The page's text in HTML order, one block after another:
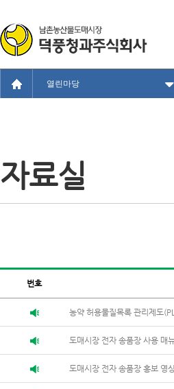
열린마당
자료실
번호
농약 허용물질목록 관리제도
도매시장 전자 송품장 사용 매
도매시장 전자 송품장 홍보 영